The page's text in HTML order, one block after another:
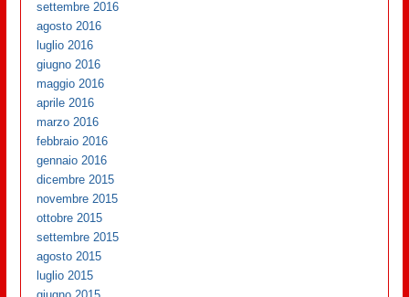
settembre 2016
agosto 2016
luglio 2016
giugno 2016
maggio 2016
aprile 2016
marzo 2016
febbraio 2016
gennaio 2016
dicembre 2015
novembre 2015
ottobre 2015
settembre 2015
agosto 2015
luglio 2015